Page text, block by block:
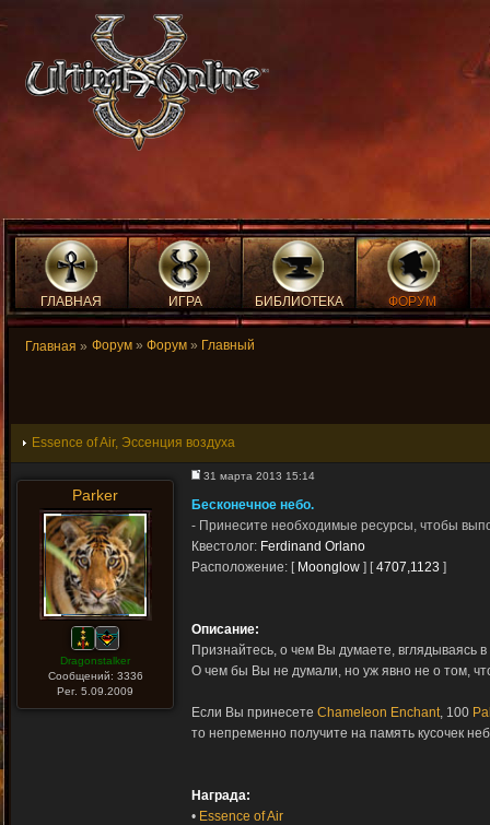
ГЛАВНАЯ ИГРА БИБЛИОТЕКА ФОРУМ
Главная » Форум » Форум » Главный
Essence of Air, Эссенция воздуха
Parker
Dragonstalker
Сообщений: 3336
Рег. 5.09.2009
31 марта 2013 15:14
Бесконечное небо.
- Принесите необходимые ресурсы, чтобы
Квестолог: Ferdinand Orlano
Расположение: [Moonglow ] [4707,1123 ]
Описание:
Признайтесь, о чем Вы думаете, вглядываясь
О чем бы Вы не думали, но уж явно не о том,
Если Вы принесете Chameleon Enchant, 100
то непременно получите на память кусочек
Награда:
• Essence of Air